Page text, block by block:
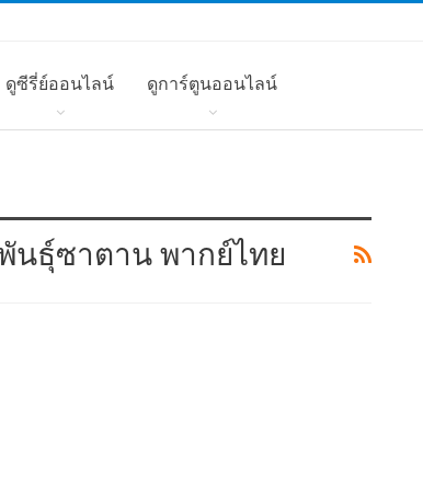
ดูซีรี่ย์ออนไลน์ ดูการ์ตูนออนไลน์
นธุ์ซาตาน พากย์ไทย